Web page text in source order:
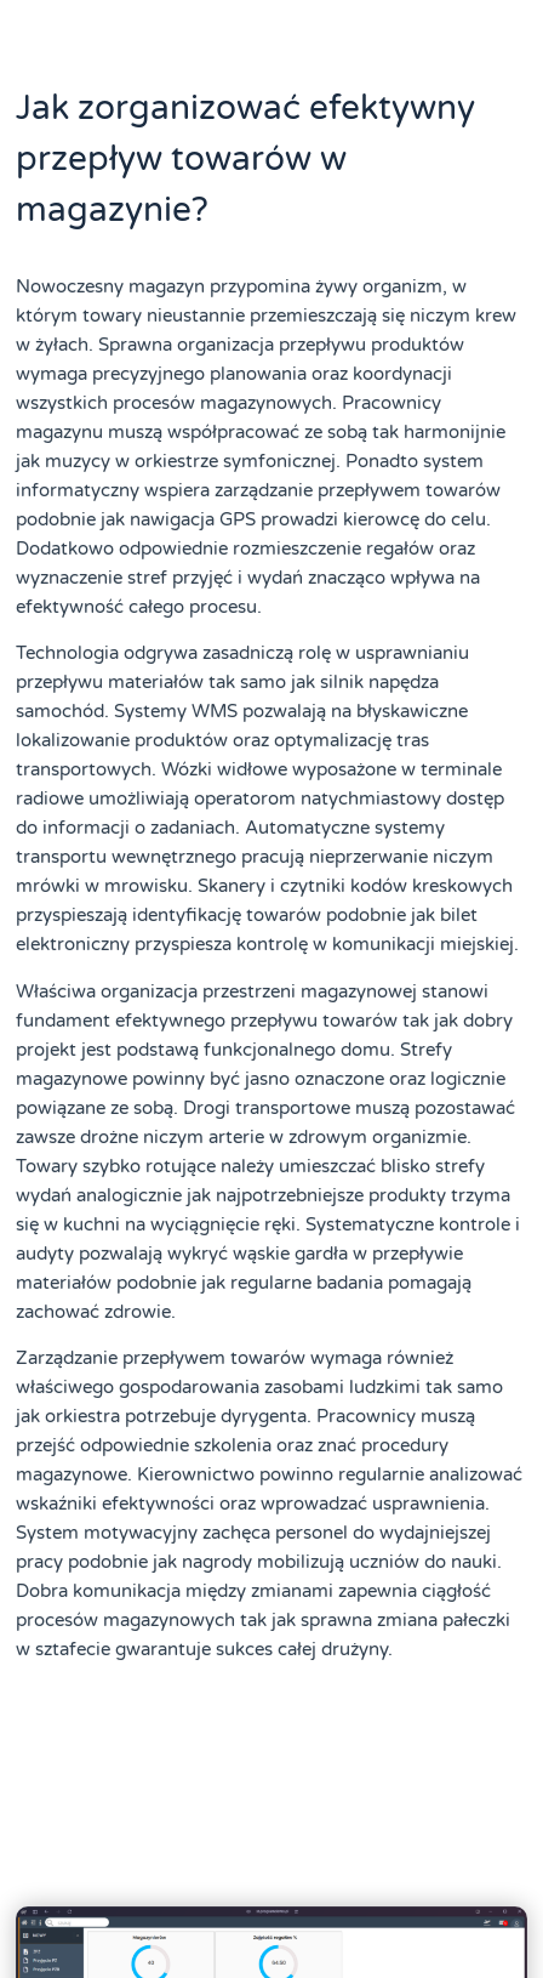
Jak zorganizować efektywny
przepływ towarów w
magazynie?
Nowoczesny magazyn przypomina żywy organizm, w
którym towary nieustannie przemieszczają się niczym krew
w żyłach. Sprawna organizacja przepływu produktów
wymaga precyzyjnego planowania oraz koordynacji
wszystkich procesów magazynowych. Pracownicy
magazynu muszą współpracować ze sobą tak harmonijnie
jak muzycy w orkiestrze symfonicznej. Ponadto system
informatyczny wspiera zarządzanie przepływem towarów
podobnie jak nawigacja GPS prowadzi kierowcę do celu.
Dodatkowo odpowiednie rozmieszczenie regałów oraz
wyznaczenie stref przyjęć i wydań znacząco wpływa na
efektywność całego procesu.
Technologia odgrywa zasadniczą rolę w usprawnianiu
przepływu materiałów tak samo jak silnik napędza
samochód. Systemy WMS pozwalają na błyskawiczne
lokalizowanie produktów oraz optymalizację tras
transportowych. Wózki widłowe wyposażone w terminale
radiowe umożliwiają operatorom natychmiastowy dostęp
do informacji o zadaniach. Automatyczne systemy
transportu wewnętrznego pracują nieprzerwanie niczym
mrówki w mrowisku. Skanery i czytniki kodów kreskowych
przyspieszają identyfikację towarów podobnie jak bilet
elektroniczny przyspiesza kontrolę w komunikacji miejskiej.
Właściwa organizacja przestrzeni magazynowej stanowi
fundament efektywnego przepływu towarów tak jak dobry
projekt jest podstawą funkcjonalnego domu. Strefy
magazynowe powinny być jasno oznaczone oraz logicznie
powiązane ze sobą. Drogi transportowe muszą pozostawać
zawsze drożne niczym arterie w zdrowym organizmie.
Towary szybko rotujące należy umieszczać blisko strefy
wydań analogicznie jak najpotrzebniejsze produkty trzyma
się w kuchni na wyciągnięcie ręki. Systematyczne kontrole i
audyty pozwalają wykryć wąskie gardła w przepływie
materiałów podobnie jak regularne badania pomagają
zachować zdrowie.
Zarządzanie przepływem towarów wymaga również
właściwego gospodarowania zasobami ludzkimi tak samo
jak orkiestra potrzebuje dyrygenta. Pracownicy muszą
przejść odpowiednie szkolenia oraz znać procedury
magazynowe. Kierownictwo powinno regularnie analizować
wskaźniki efektywności oraz wprowadzać usprawnienia.
System motywacyjny zachęca personel do wydajniejszej
pracy podobnie jak nagrody mobilizują uczniów do nauki.
Dobra komunikacja między zmianami zapewnia ciągłość
procesów magazynowych tak jak sprawna zmiana pałeczki
w sztafecie gwarantuje sukces całej drużyny.